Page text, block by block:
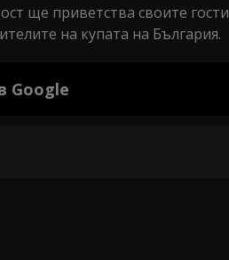
ще приветства своите гости
на купата на България.
Google